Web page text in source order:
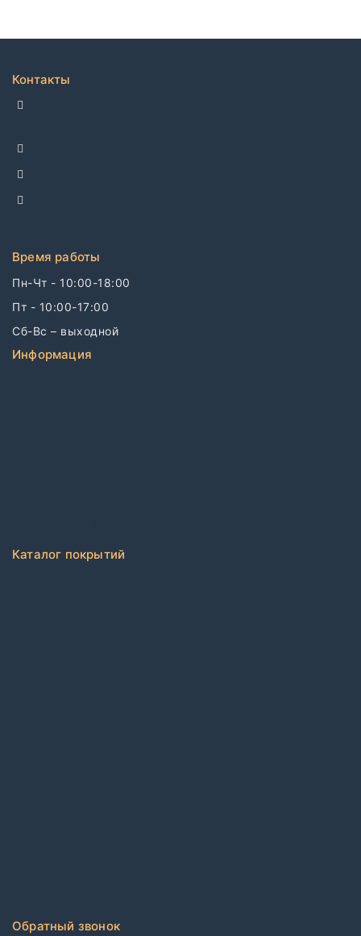
Контакты
Время работы
Пн-Чт - 10:00-18:00
Пт - 10:00-17:00
Сб-Вс – выходной
Информация
Каталог покрытий
Обратный звонок